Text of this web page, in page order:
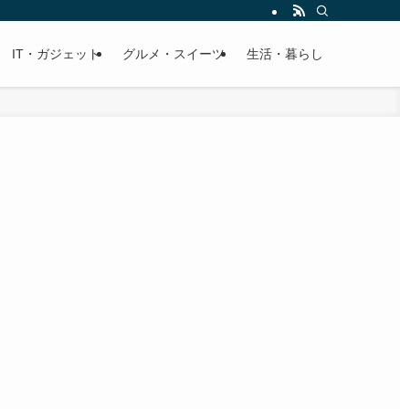
IT・ガジェット グルメ・スイーツ 生活・暮らし